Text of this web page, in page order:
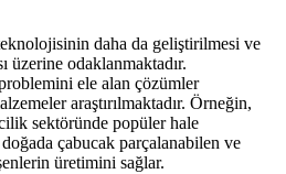
daha da geliştirilmesi ve
üzerine odaklanmaktadır.
ele alan çözümler
araştırılmaktadır. Örneğin,
sektöründe popüler hale
çabucak parçalanabilen ve
üretimini sağlar.